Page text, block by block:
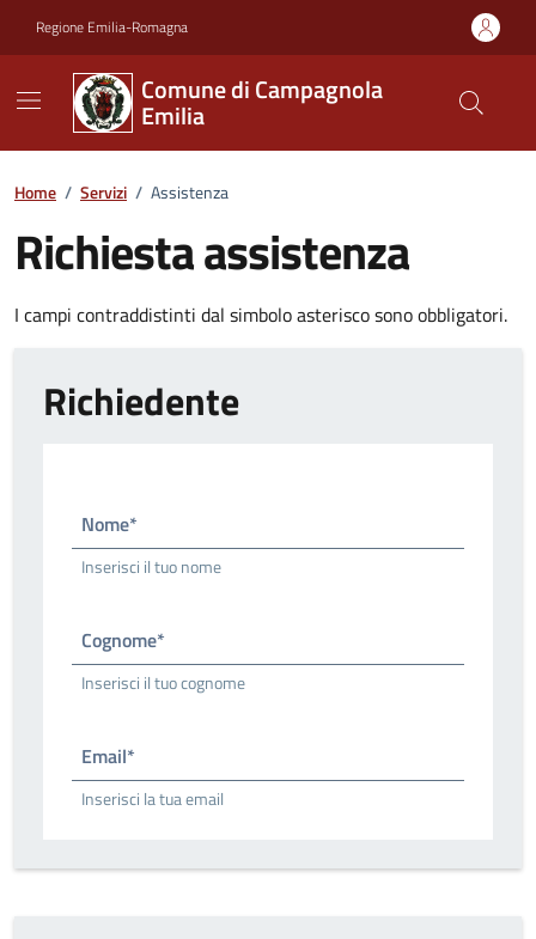
Regione Emilia-Romagna
Comune di Campagnola
Emilia
Home / Servizi / Assistenza
Richiesta assistenza
I campi contraddistinti dal simbolo asterisco sono obbligatori.
Richiedente
Nome*
Inserisci il tuo nome
Cognome*
Inserisci il tuo cognome
Email*
Inserisci la tua email